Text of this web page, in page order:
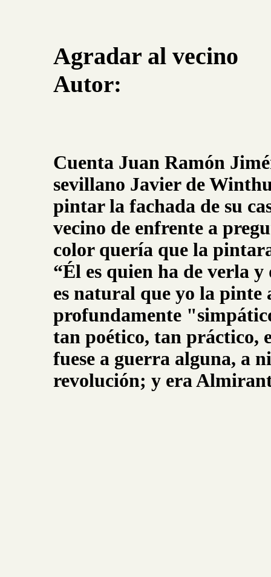
Agradar al vecino
Autor:
Cuenta Juan Ramón
sevillano Javier de
pintar la fachada de su
vecino de enfrente a
color quería que la
“Él es quien ha de verla
es natural que yo la
profundamente
tan poético, tan práctico,
fuese a guerra alguna, a
revolución; y era